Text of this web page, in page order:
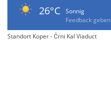
26°C
Sonnig
Feedback geben
Standort Koper - Črni Kal Viaduct